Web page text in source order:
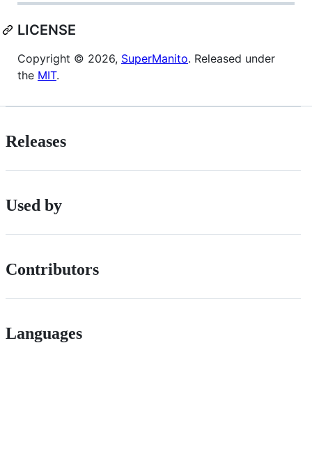
LICENSE
Copyright © 2026, SuperManito. Released under
the MIT.
Releases
Used by
Contributors
Languages